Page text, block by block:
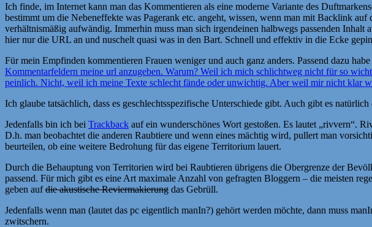
Ich finde, im Internet kann man das Kommentieren als eine moderne Variante des
bestimmt um die Nebeneffekte was Pagerank etc. angeht, wissen, wenn man mit Backlink auf
verhältnismäßig aufwändig. Immerhin muss man sich irgendeinen halbwegs passenden
hier nur die URL an und nuschelt quasi was in den Bart. Schnell und effektiv in die Ecke
Für mein Empfinden kommentieren Frauen weniger und auch ganz anders. Passend dazu
Kommentarfeldern meine url anzugeben. Warum? Weil ich mich schlichtweg nicht für so
peinlich. Nicht, weil ich meine Texte schlecht fände oder unwichtig. Aber weil mir nicht klar
Ich glaube tatsächlich, dass es geschlechtsspezifische Unterschiede gibt. Auch gibt es
Jedenfalls bin ich bei Trackback auf ein wunderschönes Wort gestoßen. Es lautet „rivvern“.
D.h. man beobachtet die anderen Raubtiere und wenn eines mächtig wird, pullert man
beurteilen, ob eine weitere Bedrohung für das eigene Territorium lauert.
Durch die Behauptung von Territorien wird bei Raubtieren übrigens die Obergrenze der
passend. Für mich gibt es eine Art maximale Anzahl von gefragten Bloggern – die meisten
geben aufdie akustische Reviermakierung das Gebrüll.
Jedenfalls wenn man (lautet das pc eigentlich manIn?) gehört werden möchte, dann muss
zwitschern.